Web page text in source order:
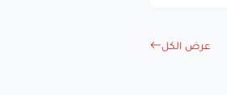
عرض الكل